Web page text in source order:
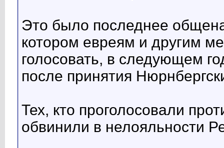
Это было последнее
котором евреям и другим
голосовать, в следующем
после принятия
Тех, кто проголосовали
обвинили в нелояльности